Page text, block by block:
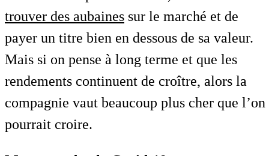
trouver des aubaines sur le marché et de
payer un titre bien en dessous de sa valeur.
Mais si on pense à long terme et que les
rendements continuent de croître, alors la
compagnie vaut beaucoup plus cher que l’on
pourrait croire.